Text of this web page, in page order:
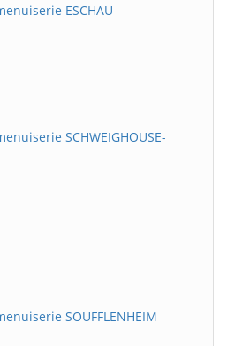
ESCHAU
SCHWEIGHOUSE-
SOUFFLENHEIM